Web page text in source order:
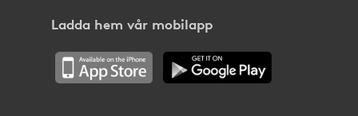
Ladda hem vår mobilapp